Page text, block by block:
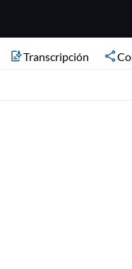
Transcripción